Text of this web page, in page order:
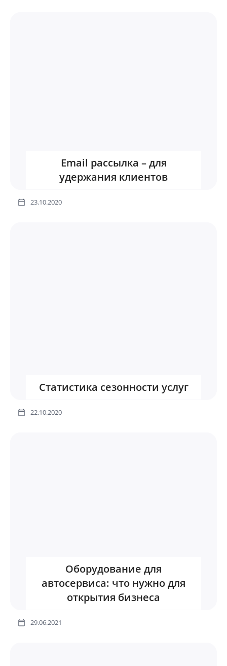
Email рассылка – для
удержания клиентов
23.10.2020
Статистика сезонности услуг
22.10.2020
Оборудование для
автосервиса: что нужно для
открытия бизнеса
29.06.2021